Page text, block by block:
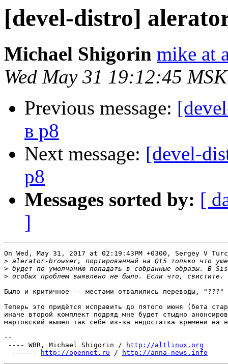
[devel-distro]
Michael Shigorin mike at
Wed May 31 19:12:45
Previous message:
в p8
Next message: [devel-
p8
Messages sorted by: [
]
On Wed, May 31, 2017 at 02:19:43PM +0300, Sergey V
>
>
>
Было и критичное -- местами отвалились переводы, "???"
Теперь это придётся исправить до пятого июня (бета
иначе второй комплект подряд мне будет стыдно
мартовский вышел так себе из-за недостатка времени на
--
---- WBR, Michael Shigorin /
http://altlinux.org
------
http://opennet.ru / http://anna-news.info